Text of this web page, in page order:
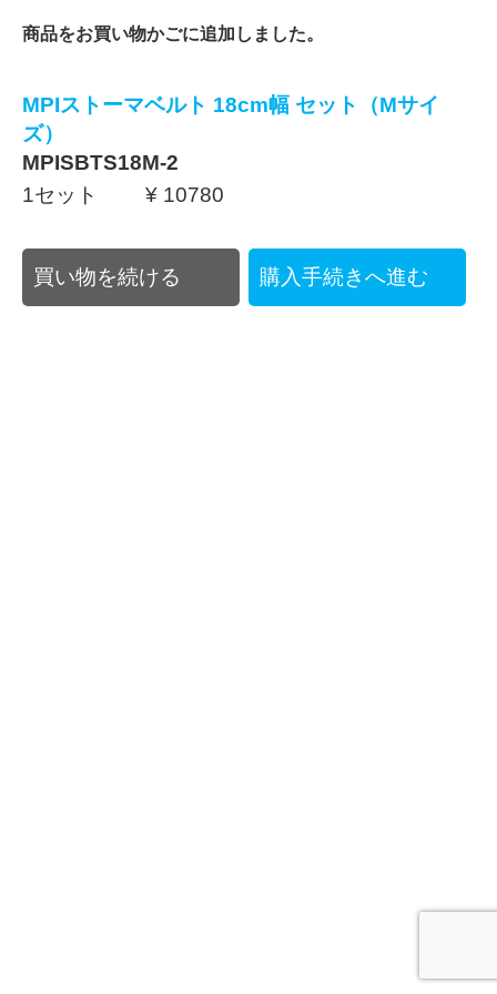
商品をお買い物かごに追加しました。
MPIストーマベルト 18cm幅 セット（Mサイ
ズ）
MPISBTS18M-2
1セット ¥ 10780
買い物を続ける 購入手続きへ進む